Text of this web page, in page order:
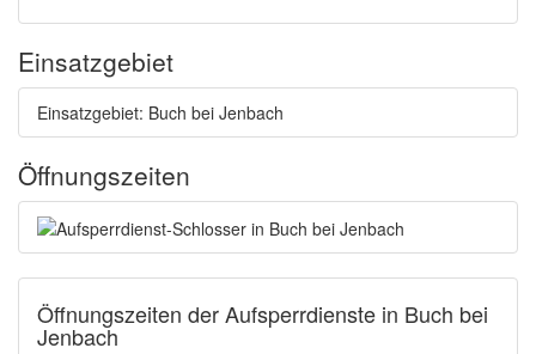
Einsatzgebiet
Einsatzgebiet: Buch bei Jenbach
Öffnungszeiten
Öffnungszeiten der Aufsperrdienste in Buch bei
Jenbach